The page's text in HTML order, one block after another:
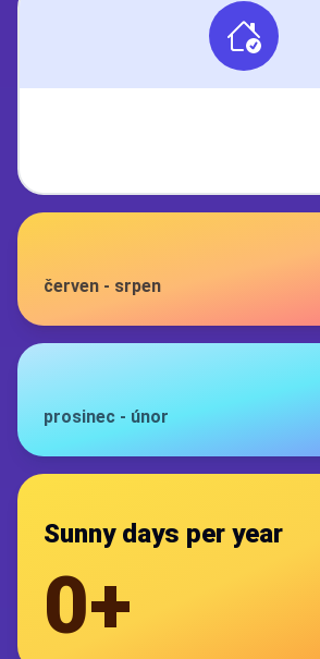
červen - srpen
prosinec - únor
Sunny days per year
0+